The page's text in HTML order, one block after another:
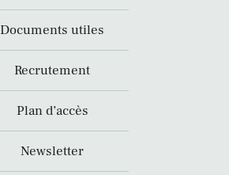
Documents utiles
Recrutement
Plan d’accès
Newsletter